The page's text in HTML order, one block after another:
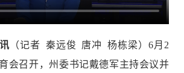
（记者 秦远俊 唐冲 杨栋梁）6月2
会召开，州委书记戴德军主持会议并